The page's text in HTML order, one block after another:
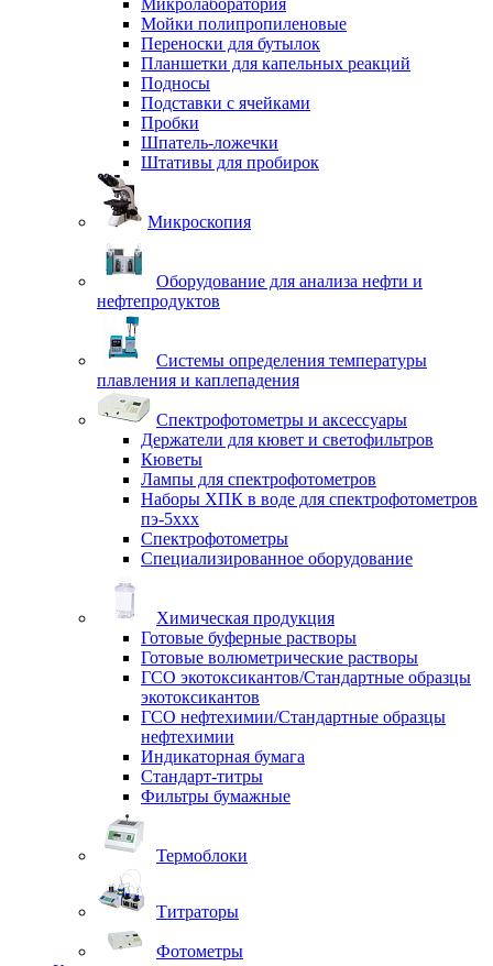
Микролаборатория
Мойки полипропиленовые
Переноски для бутылок
Планшетки для капельных реакций
Подносы
Подставки с ячейками
Пробки
Шпатель-ложечки
Штативы для пробирок
Микроскопия
Оборудование для анализа нефти и
нефтепродуктов
Системы определения температуры
плавления и каплепадения
Спектрофотометры и аксессуары
Держатели для кювет и светофильтров
Кюветы
Лампы для спектрофотометров
Наборы ХПК в воде для спектрофотометров
пэ-5ххх
Спектрофотометры
Специализированное оборудование
Химическая продукция
Готовые буферные растворы
Готовые волюметрические растворы
ГСО экотоксикантов/Стандартные образцы
экотоксикантов
ГСО нефтехимии/Стандартные образцы
нефтехимии
Индикаторная бумага
Стандарт-титры
Фильтры бумажные
Термоблоки
Титраторы
Фотометры